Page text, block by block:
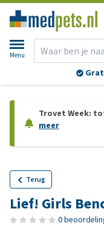
Menu
Trovet Week:
meer
Terug
Lief! Girls
0